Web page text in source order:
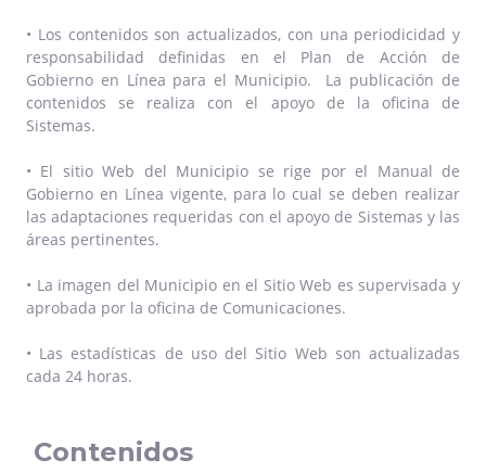
• Los contenidos son actualizados, con una periodicidad y
responsabilidad definidas en el Plan de Acción de
Gobierno en Línea para el Municipio. La publicación de
contenidos se realiza con el apoyo de la oficina de
Sistemas.
• El sitio Web del Municipio se rige por el Manual de
Gobierno en Línea vigente, para lo cual se deben realizar
las adaptaciones requeridas con el apoyo de Sistemas y las
áreas pertinentes.
• La imagen del Municipio en el Sitio Web es supervisada y
aprobada por la oficina de Comunicaciones.
• Las estadísticas de uso del Sitio Web son actualizadas
cada 24 horas.
Contenidos